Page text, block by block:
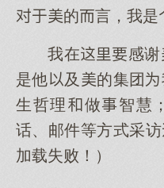
的言，我是
我在感谢
是他及的集团
生哲理做智慧
话、邮件等方式采
加载失败！）